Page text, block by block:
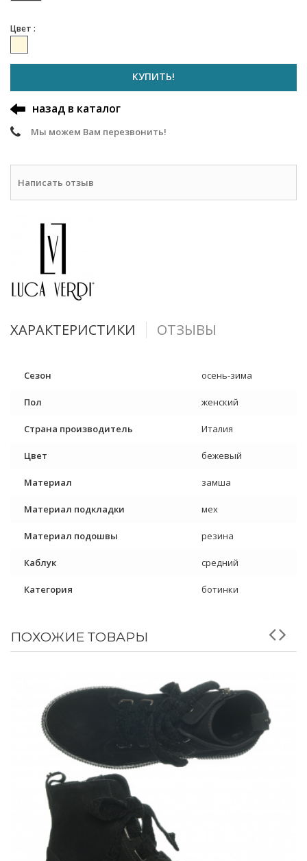
Цвет :
КУПИТЬ!
назад в каталог
Мы можем Вам перезвонить!
Написать отзыв
ХАРАКТЕРИСТИКИ ОТЗЫВЫ
Сезон осень-зима
Пол женский
Страна производитель Италия
Цвет бежевый
Материал замша
Материал подкладки мех
Материал подошвы резина
Каблук средний
Категория ботинки
ПОХОЖИЕ ТОВАРЫ